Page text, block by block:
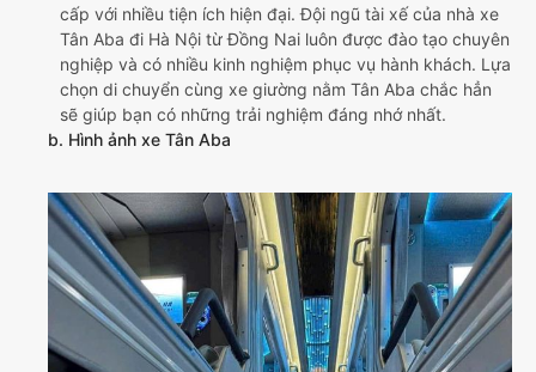
cấp với nhiều tiện ích hiện đại. Đội ngũ tài xế của nhà xe
Tân Aba đi Hà Nội từ Đồng Nai luôn được đào tạo chuyên
nghiệp và có nhiều kinh nghiệm phục vụ hành khách. Lựa
chọn di chuyển cùng xe giường nằm Tân Aba chắc hẳn
sẽ giúp bạn có những trải nghiệm đáng nhớ nhất.
b. Hình ảnh xe Tân Aba